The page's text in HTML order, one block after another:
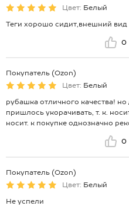
Цвет: Белый
Теги хорошо сидит,внешний вид
0
Покупатель (Ozon)
Цвет: Белый
рубашка отличного качества!
пришлось укорачивать, т. к.
носит. к покупке однозначно
0
Покупатель (Ozon)
Цвет: Белый
Не успели